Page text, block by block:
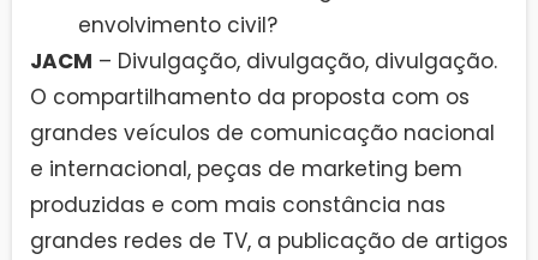
envolvimento civil?
JACM – Divulgação, divulgação, divulgação.
O compartilhamento da proposta com os
grandes veículos de comunicação nacional
e internacional, peças de marketing bem
produzidas e com mais constância nas
grandes redes de TV, a publicação de artigos